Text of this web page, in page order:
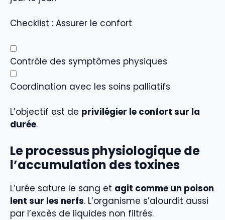
Checklist : Assurer le confort
Contrôle des symptômes physiques
Coordination avec les soins palliatifs
L’objectif est de privilégier le confort sur la
durée.
Le processus physiologique de
l’accumulation des toxines
L’urée sature le sang et agit comme un poison
lent sur les nerfs. L’organisme s’alourdit aussi
par l’excès de liquides non filtrés.